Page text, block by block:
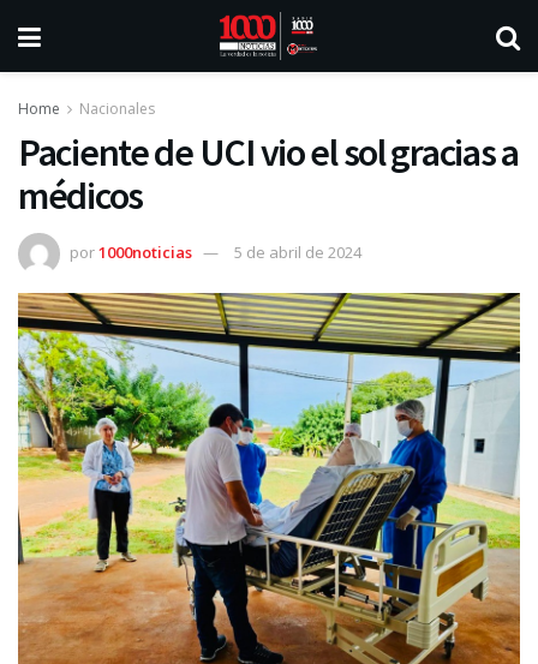
Home Nacionales
Paciente de UCI vio el sol gracias a
médicos
por1000noticias 5 de abril de 2024